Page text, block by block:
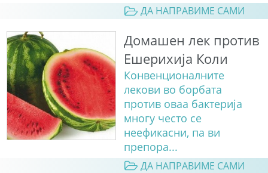
ДА НАПРАВИМЕ САМИ
Домашен лек против
Ешерихија Коли
Конвенционалните
лекови во борбата
против оваа бактерија
многу често се
неефикасни, па ви
препора...
ДА НАПРАВИМЕ САМИ